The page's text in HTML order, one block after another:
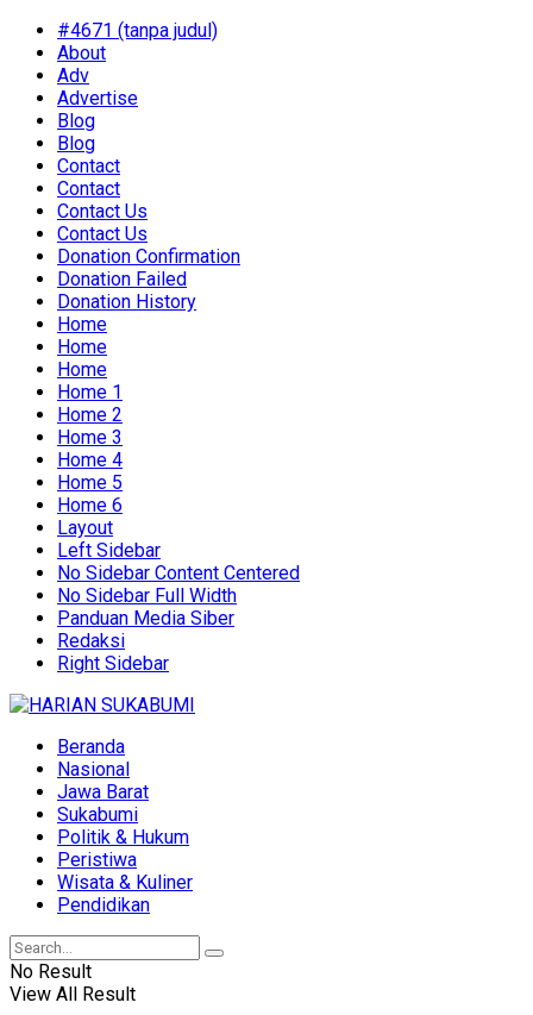
#4671 (tanpa judul)
About
Adv
Advertise
Blog
Blog
Contact
Contact
Contact Us
Contact Us
Donation Confirmation
Donation Failed
Donation History
Home
Home
Home
Home 1
Home 2
Home 3
Home 4
Home 5
Home 6
Layout
Left Sidebar
No Sidebar Content Centered
No Sidebar Full Width
Panduan Media Siber
Redaksi
Right Sidebar
Beranda
Nasional
Jawa Barat
Sukabumi
Politik & Hukum
Peristiwa
Wisata & Kuliner
Pendidikan
No Result
View All Result